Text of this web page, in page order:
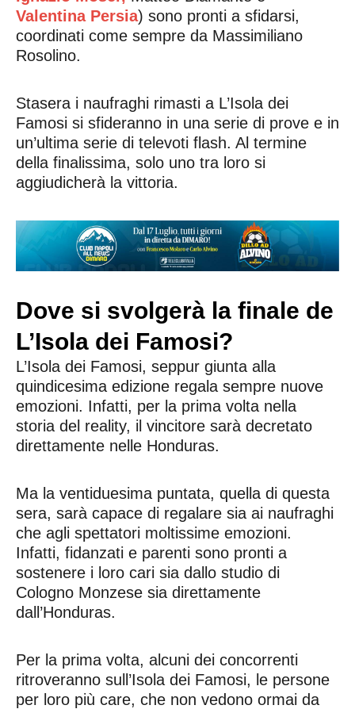
Valentina Persia) sono pronti a sfidarsi,
coordinati come sempre da Massimiliano
Rosolino.
Stasera i naufraghi rimasti a L’Isola dei
Famosi si sfideranno in una serie di prove e in
un’ultima serie di televoti flash. Al termine
della finalissima, solo uno tra loro si
aggiudicherà la vittoria.
Dove si svolgerà la finale de
L’Isola dei Famosi?
L’Isola dei Famosi, seppur giunta alla
quindicesima edizione regala sempre nuove
emozioni. Infatti, per la prima volta nella
storia del reality, il vincitore sarà decretato
direttamente nelle Honduras.
Ma la ventiduesima puntata, quella di questa
sera, sarà capace di regalare sia ai naufraghi
che agli spettatori moltissime emozioni.
Infatti, fidanzati e parenti sono pronti a
sostenere i loro cari sia dallo studio di
Cologno Monzese sia direttamente
dall’Honduras.
Per la prima volta, alcuni dei concorrenti
ritroveranno sull’Isola dei Famosi, le persone
per loro più care, che non vedono ormai da